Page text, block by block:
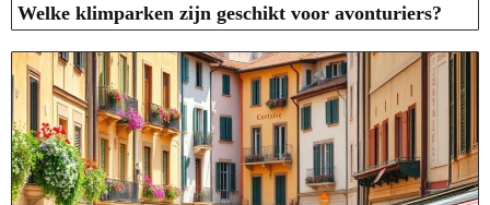
Welke klimparken zijn geschikt voor avonturiers?